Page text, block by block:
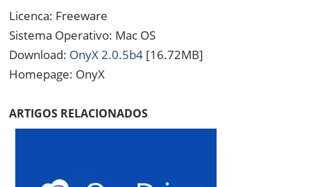
Licenca: Freeware
Sistema Operativo: Mac OS
Download: OnyX 2.0.5b4 [16.72MB]
Homepage: OnyX
ARTIGOS RELACIONADOS